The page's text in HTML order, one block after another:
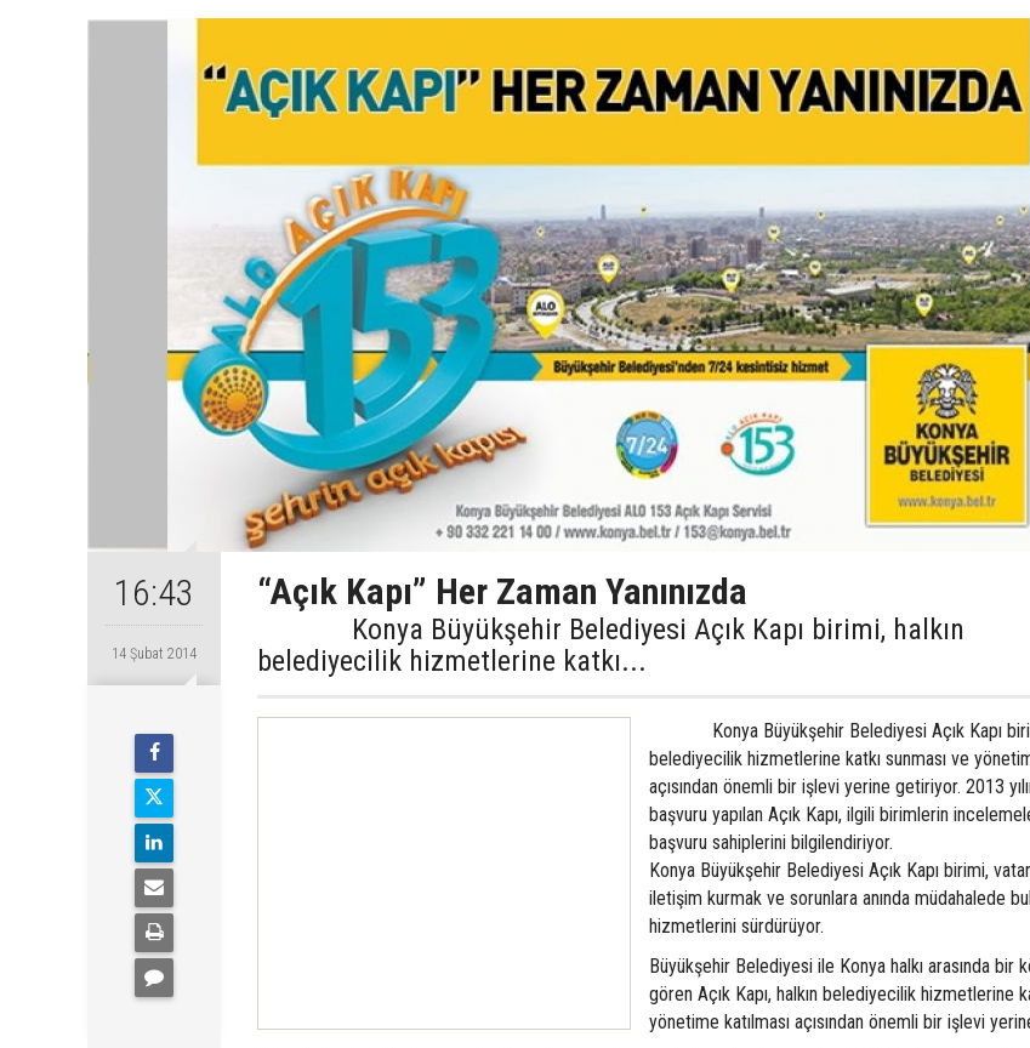
16:43
14 Şubat 2014
“Açık Kapı” Her Zaman Yanınızda
Konya Büyükşehir Belediyesi Açık Kapı birimi, halkın
belediyecilik hizmetlerine katkı...
Konya Büyükşehir Belediyesi Açık Kapı
belediyecilik hizmetlerine katkı sunması ve
açısından önemli bir işlevi yerine getiriyor. 2013
başvuru yapılan Açık Kapı, ilgili birimlerin
başvuru sahiplerini bilgilendiriyor.
Konya Büyükşehir Belediyesi Açık Kapı birimi,
iletişim kurmak ve sorunlara anında müdahalede
hizmetlerini sürdürüyor.
Büyükşehir Belediyesi ile Konya halkı arasında bir
gören Açık Kapı, halkın belediyecilik hizmetlerine
yönetime katılması açısından önemli bir işlevi